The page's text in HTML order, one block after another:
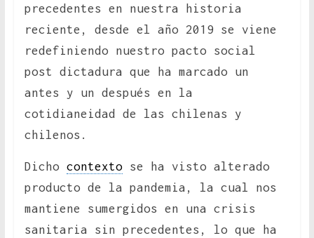
precedentes en nuestra historia
reciente, desde el año 2019 se viene
redefiniendo nuestro pacto social
post dictadura que ha marcado un
antes y un después en la
cotidianeidad de las chilenas y
chilenos.
Dicho contextose ha visto alterado
producto de la pandemia, la cual nos
mantiene sumergidos en una crisis
sanitaria sin precedentes, lo que ha